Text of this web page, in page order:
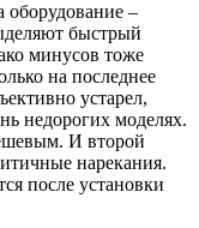
–
быстрый
минусов тоже
на последнее
устарел,
недорогих моделях.
И второй
нарекания.
после установки